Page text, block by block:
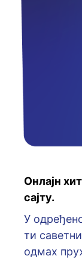
Онлајн
сајту.
У
ти
oдмaх